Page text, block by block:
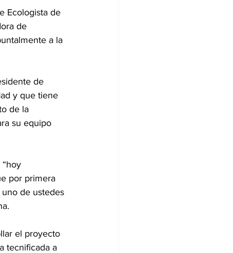
Ecologista de
de
a la
de
y que tiene
de la
su equipo
por primera
de ustedes
el proyecto
tecnificada a